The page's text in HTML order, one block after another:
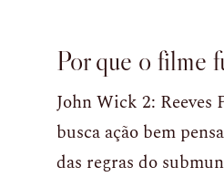
Por que o filme
John Wick 2: Reeves
busca ação bem
das regras do